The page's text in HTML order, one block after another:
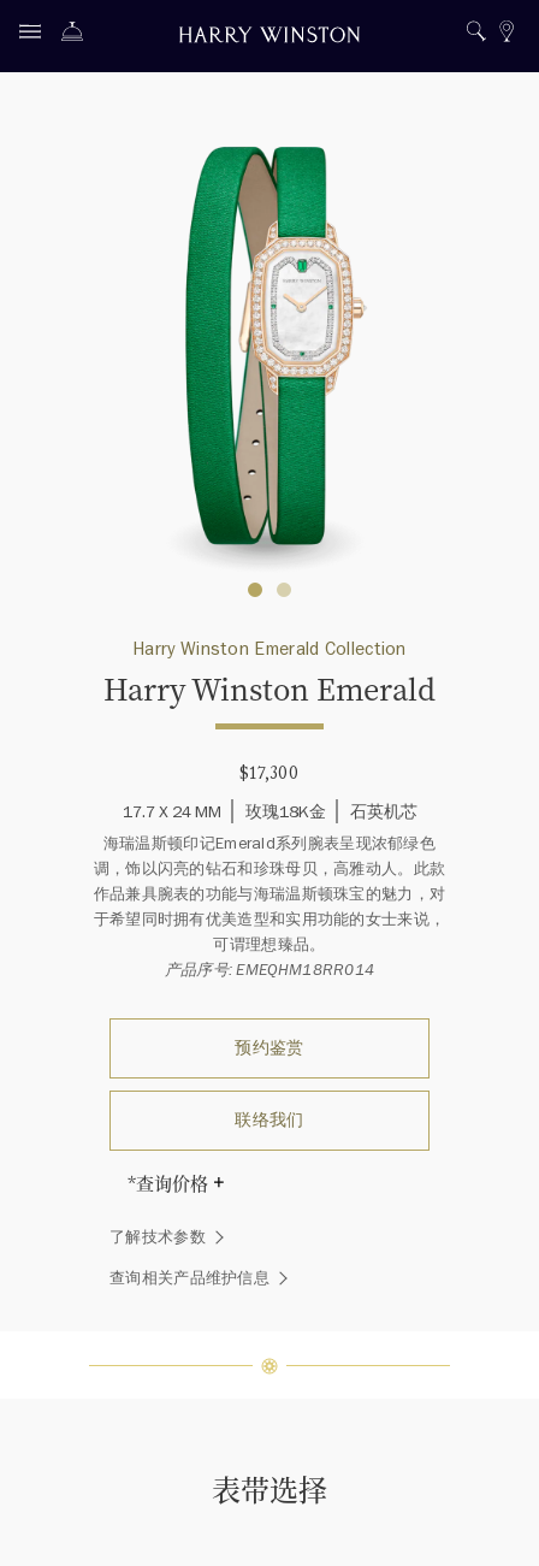
Harry Winston Emerald Collection
Harry Winston Emerald
$17,300
17.7 X 24 MM
玫瑰18K金 石英机芯
海瑞温斯顿印记Emerald系列腕表呈现浓郁绿色
调，饰以闪亮的钻石和珍珠母贝，高雅动人。此款
作品兼具腕表的功能与海瑞温斯顿珠宝的魅力，对
于希望同时拥有优美造型和实用功能的女士来说，
可谓理想臻品。
产品序号: EMEQHM18RR014
预约鉴赏
联络我们
*查询价格
有两颗相同的钻石。” 海瑞温斯顿的
每一件高级珠宝作品也是如此：每个
宝石皆与众不同而采用独特镶嵌方
了解技术参数
查询相关产品维护信息
表带选择